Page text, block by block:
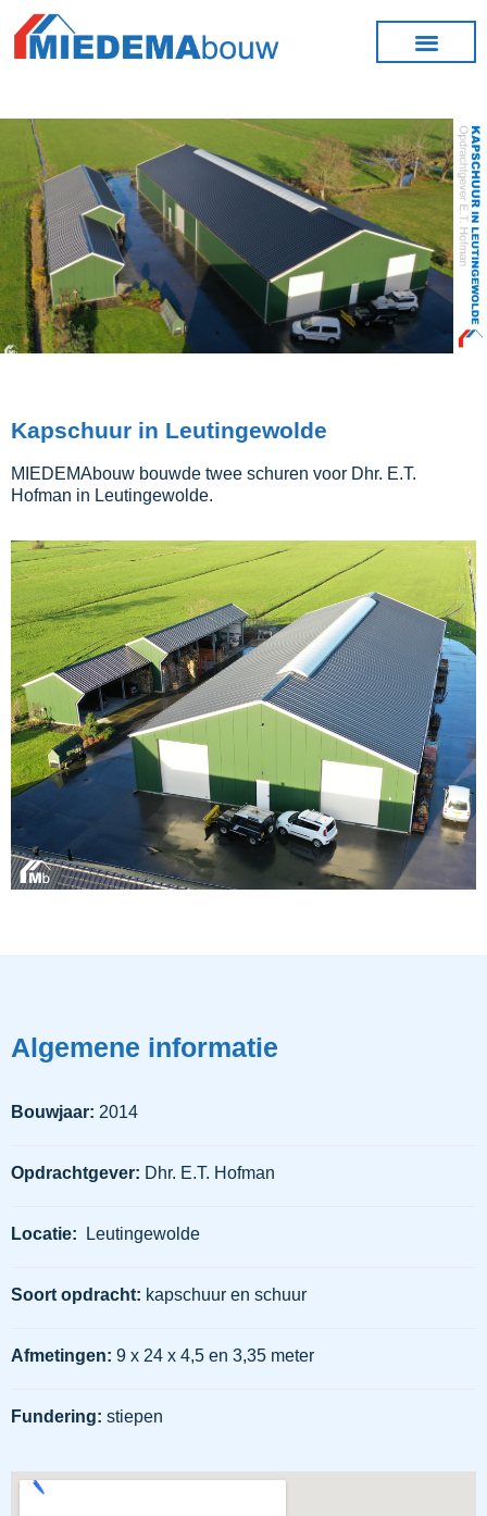
Kapschuur in Leutingewolde
MIEDEMAbouw bouwde twee schuren voor Dhr. E.T.
Hofman in Leutingewolde.
Algemene informatie
Bouwjaar: 2014
Opdrachtgever: Dhr. E.T. Hofman
Locatie: Leutingewolde
Soort opdracht: kapschuur en schuur
Afmetingen: 9 x 24 x 4,5 en 3,35 meter
Fundering: stiepen